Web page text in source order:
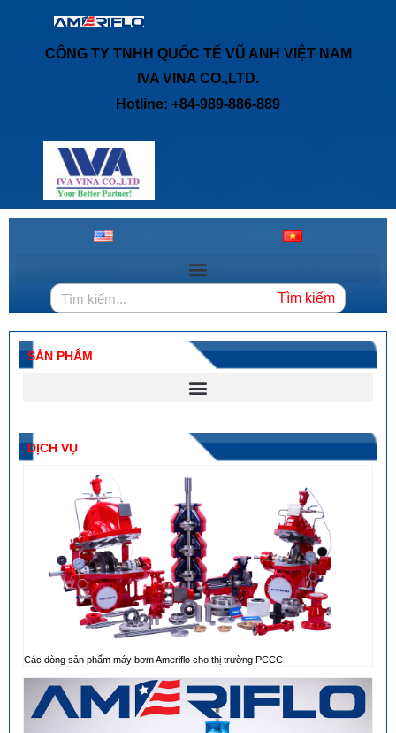
CÔNG TY TNHH QUỐC TẾ VŨ ANH VIỆT NAM
IVA VINA CO.,LTD.
Hotline: +84-989-886-889
Tìm kiếm
SẢN PHẨM
DỊCH VỤ
Các dòng sản phẩm máy bơm Ameriflo cho thị trường PCCC